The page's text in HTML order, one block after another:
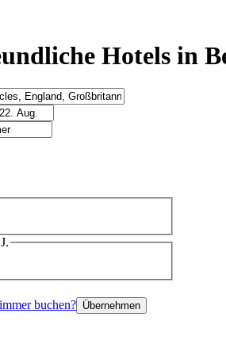
Hotels in
buchen? Übernehmen